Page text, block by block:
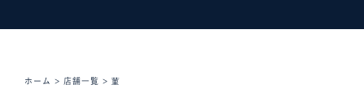
ホーム > 店舗一覧 > 菫